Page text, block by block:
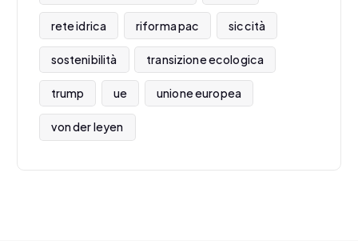
rete idrica riforma pac siccità
sostenibilità transizione ecologica
trump ue unione europea
von der leyen